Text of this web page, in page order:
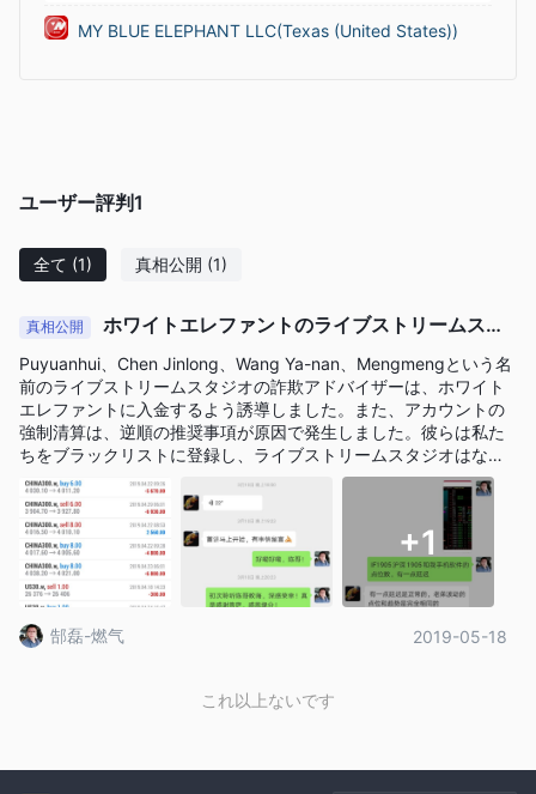
MY BLUE ELEPHANT LLC(Texas (United States))
ユーザー評判1
全て (1) 真相公開 (1)
真相公開
ホワイトエレファントのライブストリームスタ
ジオで誘導された詐欺が発生しました
Puyuanhui、Chen Jinlong、Wang Ya-nan、Mengmengという名
前のライブストリームスタジオの詐欺アドバイザーは、ホワイト
エレファントに入金するよう誘導しました。また、アカウントの
強制清算は、逆順の推奨事項が原因で発生しました。彼らは私た
ちをブラックリストに登録し、ライブストリームスタジオはなく
なりました！ホワイトエレファントのカスタマーサービス担当者
は私たちに冷静さを与えてくれます。詐欺プラットフォームを信
じないでください！
+1
郜磊-燃气 2019-05-18
これ以上ないです